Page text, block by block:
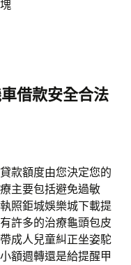
借款安全合法
款額度由您決定您的
主要包括避免過敏
照鉅城娛樂城下載提
許多的治療龜頭包皮
成人兒童糾正坐姿駝
額週轉還是給提醒甲